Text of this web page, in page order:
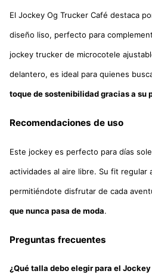
El Jockey Og Trucker Café destaca
diseño liso, perfecto para
jockey trucker de microcotele
delantero, es ideal para quienes
toque de sostenibilidad gracias a su
Recomendaciones de uso
Este jockey es perfecto para días
actividades al aire libre. Su fit regular
permitiéndote disfrutar de cada
que nunca pasa de moda.
Preguntas frecuentes
¿Qué talla debo elegir para el